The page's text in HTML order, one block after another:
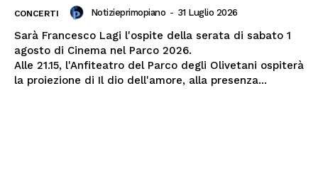
CONCERTI Notizieprimopiano - 31 Luglio 2026
Sarà Francesco Lagi l'ospite della serata di sabato 1
agosto di Cinema nel Parco 2026.
Alle 21.15, l'Anfiteatro del Parco degli Olivetani ospiterà
la proiezione di Il dio dell'amore, alla presenza...